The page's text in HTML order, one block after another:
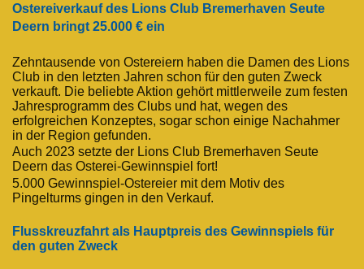
Ostereiverkauf des Lions Club Bremerhaven Seute
Deern bringt 25.000 € ein
Zehntausende von Ostereiern haben die Damen des Lions
Club in den letzten Jahren schon für den guten Zweck
verkauft. Die beliebte Aktion gehört mittlerweile zum festen
Jahresprogramm des Clubs und hat, wegen des
erfolgreichen Konzeptes, sogar schon einige Nachahmer
in der Region gefunden.
Auch 2023 setzte der Lions Club Bremerhaven Seute
Deern das Osterei-Gewinnspiel fort!
5.000 Gewinnspiel-Ostereier mit dem Motiv des
Pingelturms gingen in den Verkauf.
Flusskreuzfahrt als Hauptpreis des Gewinnspiels für
den guten Zweck